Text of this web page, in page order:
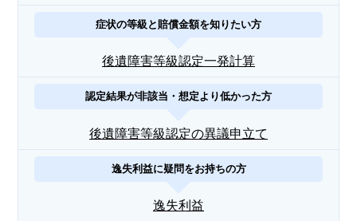
症状の等級と賠償金額を知りたい方
後遺障害等級認定一発計算
認定結果が非該当・想定より低かった方
後遺障害等級認定の異議申立て
逸失利益に疑問をお持ちの方
逸失利益